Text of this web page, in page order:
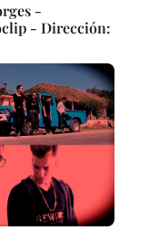
-
- Dirección: